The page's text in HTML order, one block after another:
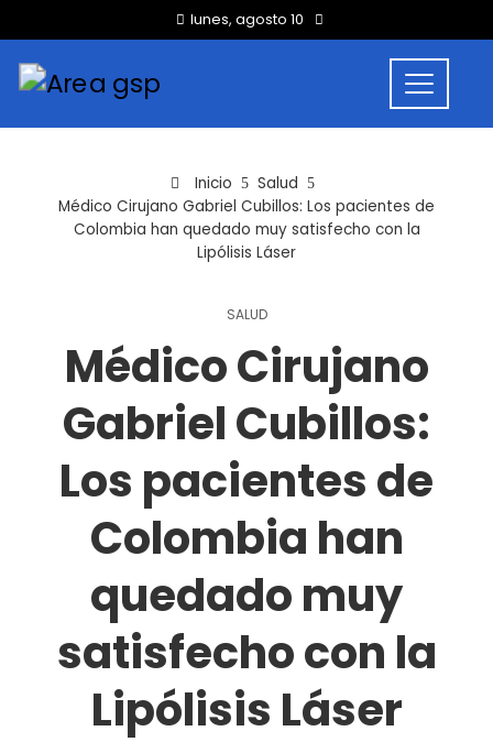
lunes, agosto 10
Inicio
Salud
Médico Cirujano Gabriel Cubillos: Los pacientes de
Colombia han quedado muy satisfecho con la
Lipólisis Láser
SALUD
Médico Cirujano
Gabriel Cubillos:
Los pacientes de
Colombia han
quedado muy
satisfecho con la
Lipólisis Láser